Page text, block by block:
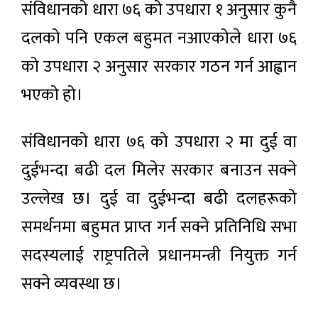
संविधानको धारा ७६ को उपधारा १ अनुसार कुनै
दलको पनि एकल बहुमत नआएकोले धारा ७६
को उपधारा २ अनुसार सरकार गठन गर्न आह्वान
भएको हो।
संविधानको धारा ७६ को उपधारा २ मा दुई वा
दुईभन्दा बढी दल मिलेर सरकार बनाउन सक्ने
उल्लेख छ। दुई वा दुईभन्दा बढी दलहरूको
समर्थनमा बहुमत प्राप्त गर्न सक्ने प्रतिनिधि सभा
सदस्यलाई राष्ट्रपतिले प्रधानमन्त्री नियुक्त गर्न
सक्ने व्यवस्था छ।